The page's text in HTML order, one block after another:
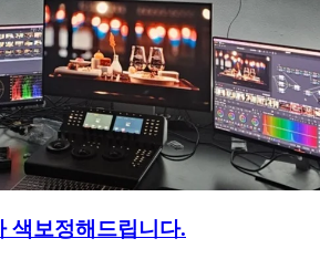
색보정해드립니다.